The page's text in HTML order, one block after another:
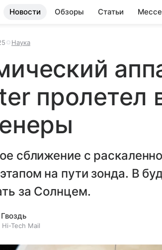
Новости Обзоры Статьи
Наука
пролетел
сближение с
на пути зонда. В
за Солнцем.
Hi-Tech Mail